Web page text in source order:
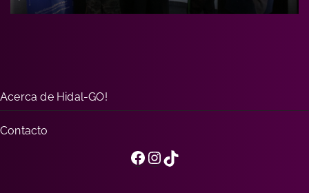
Acerca de Hidal-GO!
Contacto
Facebook InstagramTikTok